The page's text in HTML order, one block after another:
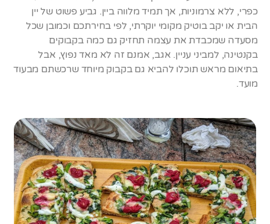
כפרי, ללא צרמוניות, אך תמיד מלווה ביין. גביע פשוט של יין
הבית או יקב בוטיק מקומי יוקרתי, לפי בחירתכם וכמובן שכל
מסעדה שמכבדת את עצמה תחזיק גם כמה בקבוקים
בקנטינה, למביני עניין. אגב, אמנם זה לא מאד נפוץ, אבל
בתיאום מראש תוכלו להביא גם בקבוק מיוחד שרכשתם מבעוד
מועד.